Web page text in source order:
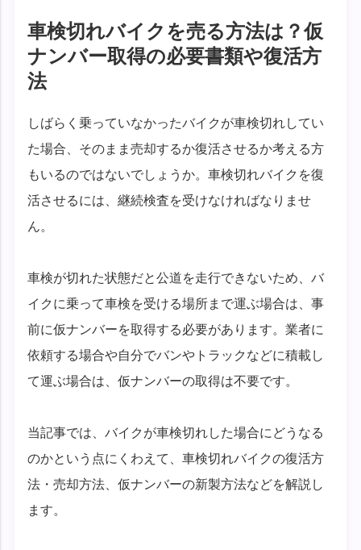
車検切れバイクを売る方法は？仮
ナンバー取得の必要書類や復活方
法
しばらく乗っていなかったバイクが車検切れしてい
た場合、そのまま売却するか復活させるか考える方
もいるのではないでしょうか。車検切れバイクを復
活させるには、継続検査を受けなければなりませ
ん。
車検が切れた状態だと公道を走行できないため、バ
イクに乗って車検を受ける場所まで運ぶ場合は、事
前に仮ナンバーを取得する必要があります。業者に
依頼する場合や自分でバンやトラックなどに積載し
て運ぶ場合は、仮ナンバーの取得は不要です。
当記事では、バイクが車検切れした場合にどうなる
のかという点にくわえて、車検切れバイクの復活方
法・売却方法、仮ナンバーの新製方法などを解説し
ます。